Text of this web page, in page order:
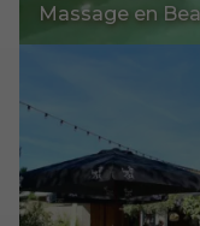
Massage en